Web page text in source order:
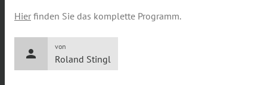
Hier finden Sie das komplette Programm.
person
von
Roland Stingl